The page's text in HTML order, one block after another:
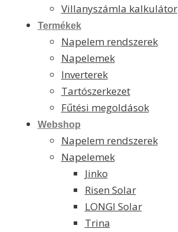
Villanyszámla kalkulátor
Termékek
Napelem rendszerek
Napelemek
Inverterek
Tartószerkezet
Fűtési megoldások
Webshop
Napelem rendszerek
Napelemek
Jinko
Risen Solar
LONGI Solar
Trina